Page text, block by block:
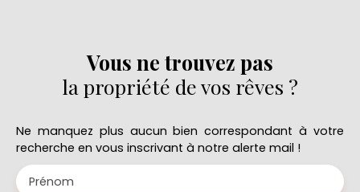
Vous ne trouvez pas
la propriété de vos rêves ?
Ne manquez plus aucun bien correspondant à votre
recherche en vous inscrivant à notre alerte mail !
Prénom